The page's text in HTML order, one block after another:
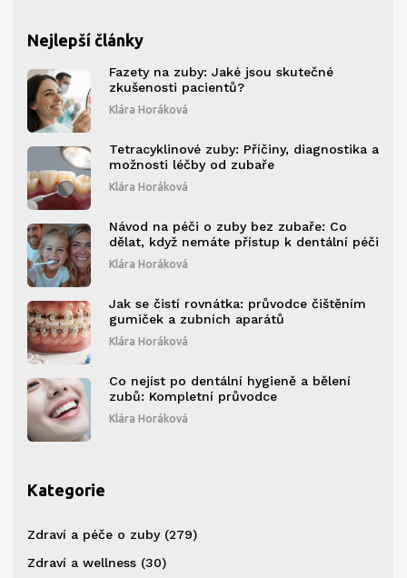
Nejlepší články
Fazety na zuby: Jaké jsou skutečné
zkušenosti pacientů?
Klára Horáková
Tetracyklinové zuby: Příčiny, diagnostika a
možnosti léčby od zubaře
Klára Horáková
Návod na péči o zuby bez zubaře: Co
dělat, když nemáte přístup k dentální péči
Klára Horáková
Jak se čistí rovnátka: průvodce čištěním
gumiček a zubních aparátů
Klára Horáková
Co nejíst po dentální hygieně a bělení
zubů: Kompletní průvodce
Klára Horáková
Kategorie
Zdraví a péče o zuby (279)
Zdraví a wellness (30)